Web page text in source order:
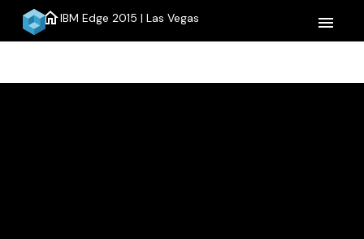
homeIBM Edge 2015 | Las Vegas menu